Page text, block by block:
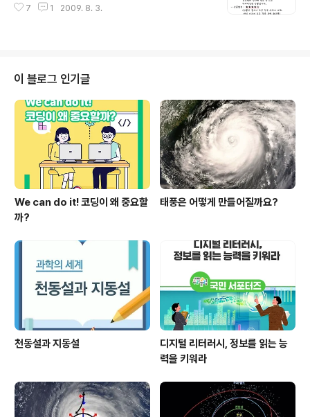
하고 있고, 3천단위 수업을 채우기 위해 계절학기를 수강
7 1 2009. 8. 3.
이 블로그 인기글
We can do it! 코딩이 왜 중요할
까?
태풍은 어떻게 만들어질까요?
천동설과 지동설
디지털 리터러시, 정보를 읽는 능
력을 키워라